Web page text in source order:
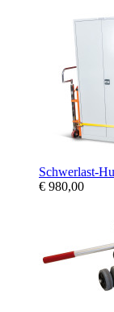
Schwerlast-
€ 980,00